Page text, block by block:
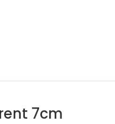
7cm